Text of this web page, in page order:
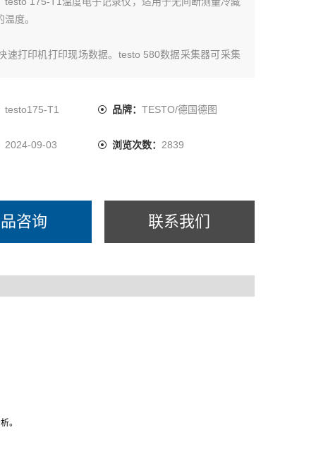
度。
速打印机打印现场数据。testo 580数据采集器可采集
testo175-T1 品牌： TESTO/德国德图
2024-09-03 浏览次数： 2839
咨询 联系我们
。